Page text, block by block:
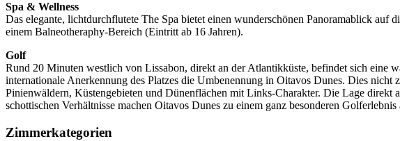
Spa & Wellness
Das elegante, lichtdurchflutete The Spa bietet einen wunderschönen Panoramablick
einem Balneotheraphy-Bereich (Eintritt ab 16 Jahren).
Golf
Rund 20 Minuten westlich von Lissabon, direkt an der Atlantikküste, befindet sich eine
internationale Anerkennung des Platzes die Umbenennung in Oitavos Dunes. Dies
Pinienwäldern, Küstengebieten und Dünenflächen mit Links-Charakter. Die Lage
schottischen Verhältnisse machen Oitavos Dunes zu einem ganz besonderen
Zimmerkategorien